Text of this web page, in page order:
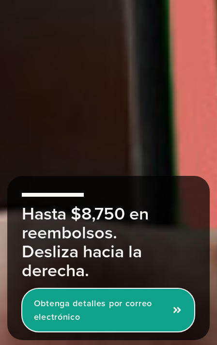
Hasta $8,750 en
reembolsos.
Desliza hacia la
derecha.
Obtenga detalles por correo
electrónico